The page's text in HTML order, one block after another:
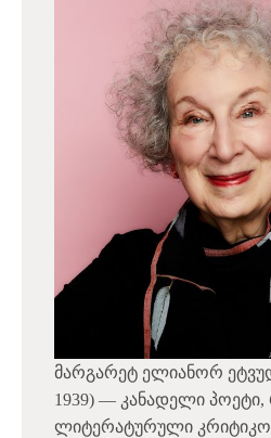
მარგარეტ ელიანორ
1939) — კანადელი პოეტი,
ლიტერატურული